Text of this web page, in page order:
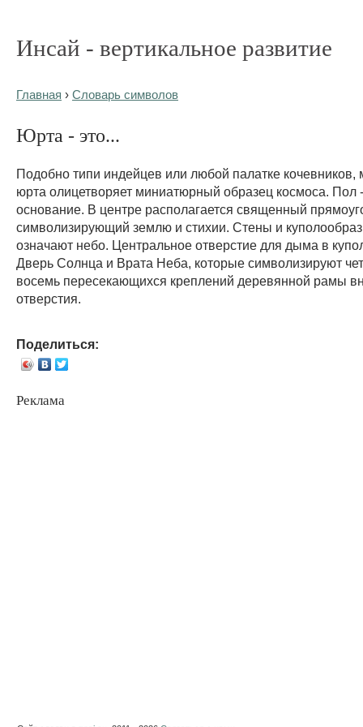
Инсай - вертикальное развитие
Главная › Словарь символов
Юрта - это...
Подобно типи индейцев или любой палатке кочевников,
юрта олицетворяет миниатюрный образец космоса. Пол
основание. В центре располагается священный
символизирующий землю и стихии. Стены и
означают небо. Центральное отверстие для дыма в
Дверь Солнца и Врата Неба, которые символизируют
восемь пересекающихся креплений деревянной рамы
отверстия.
Поделиться:
Реклама